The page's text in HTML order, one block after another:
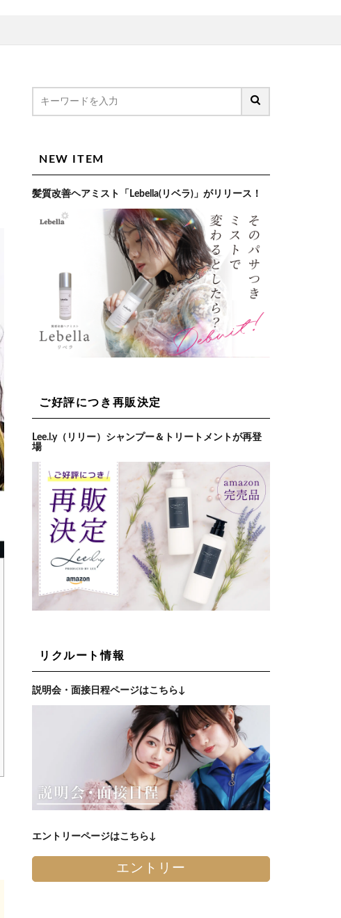
NEW ITEM
髪質改善ヘアミスト「Lebella(リベラ)」がリリース！
ご好評につき再販決定
Lee.l.y（リリー）シャンプー＆トリートメントが再登
場
リクルート情報
説明会・面接日程ページはこちら↓
エントリーページはこちら↓
エントリー